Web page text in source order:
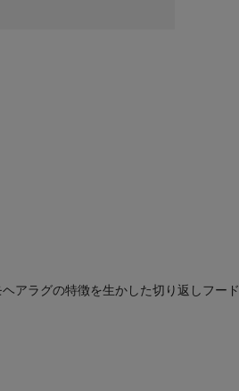
アラグの特徴を生かした切り返しフード